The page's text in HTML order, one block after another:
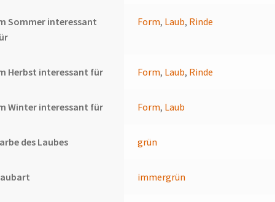
Sommer interessant
Form, Laub, Rinde
Herbst interessant für Form, Laub, Rinde
Winter interessant für Form, Laub
des Laubes grün
immergrün